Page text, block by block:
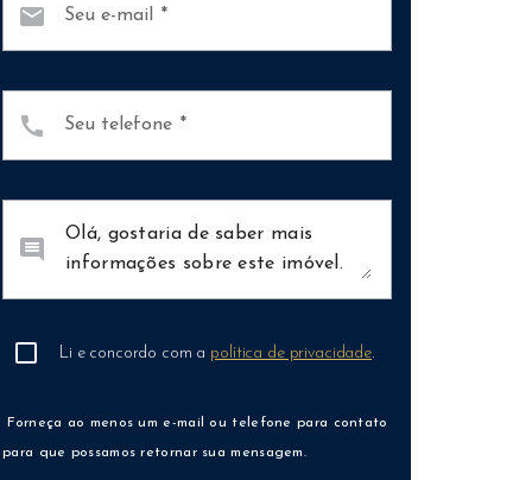
Seu e-mail
mail
Seu telefone
call
comment
Li e concordo com a política de privacidade.
Forneça ao menos um e-mail ou telefone para contato
para que possamos retornar sua mensagem.